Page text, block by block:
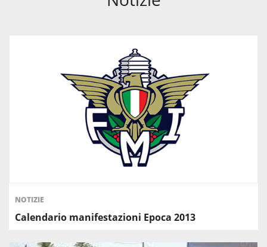
NOTIZIE
Calendario manifestazioni Epoca 2013